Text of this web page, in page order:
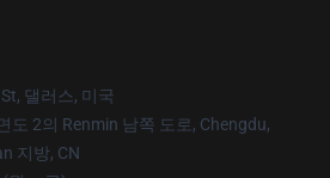
댈러스, 미국
도 2의 Renmin 남쪽 도로, Chengdu,
지방, CN